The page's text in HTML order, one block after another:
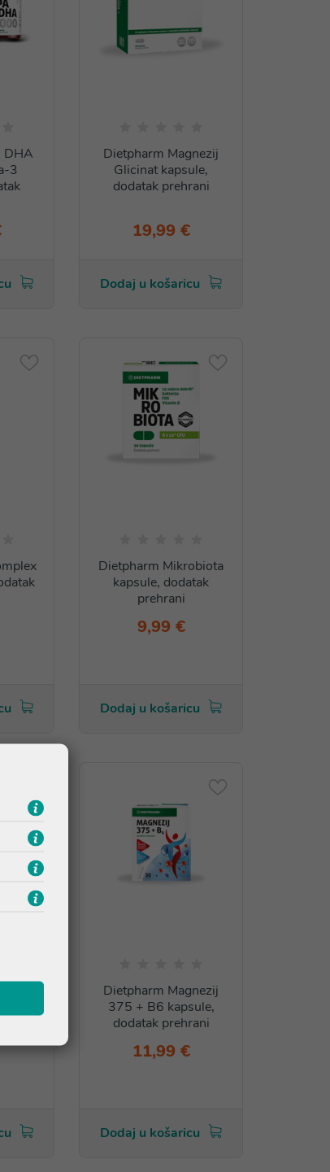
DHA
3
Dietpharm Magnezij
Glicinat kapsule,
dodatak prehrani
19,99 €
Dodaj u košaricu
Dietpharm Mikrobiota
kapsule, dodatak
prehrani
9,99 €
Dodaj u košaricu
B
Dietpharm Magnezij
375 + B6 kapsule,
dodatak prehrani
11,99 €
Dodaj u košaricu